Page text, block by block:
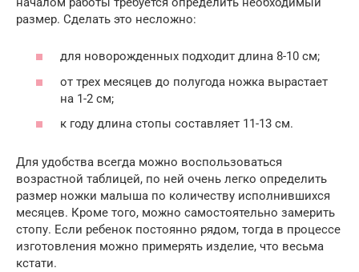
размер. Сделать это несложно:
для новорожденных подходит длина 8-10 см;
от трех месяцев до полугода ножка вырастает
на 1-2 см;
к году длина стопы составляет 11-13 см.
Для удобства всегда можно воспользоваться
возрастной таблицей, по ней очень легко определить
размер ножки малыша по количеству исполнившихся
месяцев. Кроме того, можно самостоятельно замерить
стопу. Если ребенок постоянно рядом, тогда в процессе
изготовления можно примерять изделие, что весьма
кстати.